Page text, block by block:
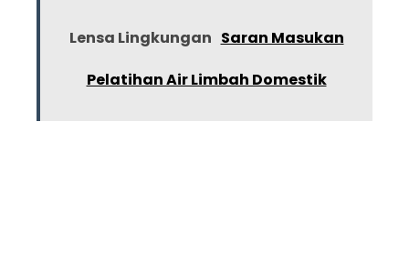
Lensa Lingkungan Saran Masukan
Pelatihan Air Limbah Domestik